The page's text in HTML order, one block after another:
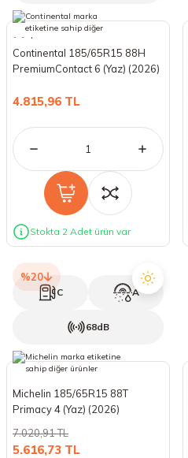
Continental 185/65R15 88H
PremiumContact 6 (Yaz) (2026)
4.815,96 TL
Stokta 2 Adet ürün var
%20
C A
68dB
Michelin 185/65R15 88T
Primacy 4 (Yaz) (2026)
5.616,73 TL
7.020,91 TL